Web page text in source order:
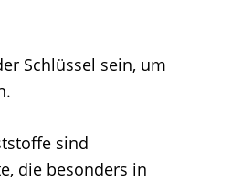
Schlüssel sein, um
sind
die besonders in